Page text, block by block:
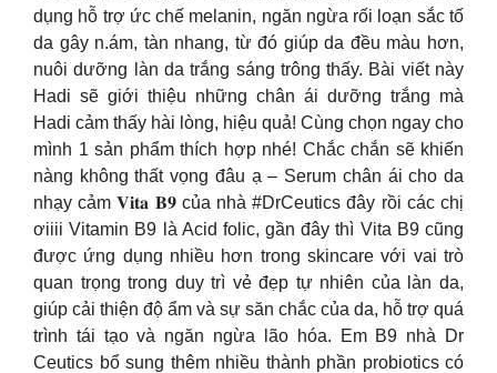
dụng hỗ trợ ức chế melanin, ngăn ngừa rối loạn sắc tố
da gây n.ám, tàn nhang, từ đó giúp da đều màu hơn,
nuôi dưỡng làn da trắng sáng trông thấy. Bài viết này
Hadi sẽ giới thiệu những chân ái dưỡng trắng mà
Hadi cảm thấy hài lòng, hiệu quả! Cùng chọn ngay cho
mình 1 sản phẩm thích hợp nhé! Chắc chắn sẽ khiến
nàng không thất vọng đâu ạ – Serum chân ái cho da
nhạy cảm 𝐕𝐢𝐭𝐚 𝐁𝟗 của nhà #DrCeutics đây rồi các chị
ơiiii Vitamin B9 là Acid folic, gần đây thì Vita B9 cũng
được ứng dụng nhiều hơn trong skincare với vai trò
quan trọng trong duy trì vẻ đẹp tự nhiên của làn da,
giúp cải thiện độ ẩm và sự săn chắc của da, hỗ trợ quá
trình tái tạo và ngăn ngừa lão hóa. Em B9 nhà Dr
Ceutics bổ sung thêm nhiều thành phần probiotics có